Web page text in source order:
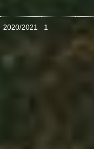
2020/2021 1